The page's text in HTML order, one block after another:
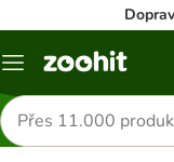
Menu
Hledat
produkty